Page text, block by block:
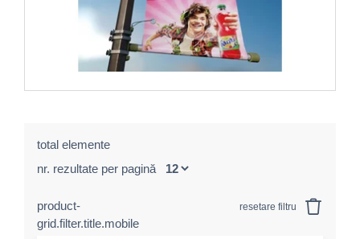
total elemente
nr. rezultate per pagină
product-
grid.filter.title.mobile
resetare filtru